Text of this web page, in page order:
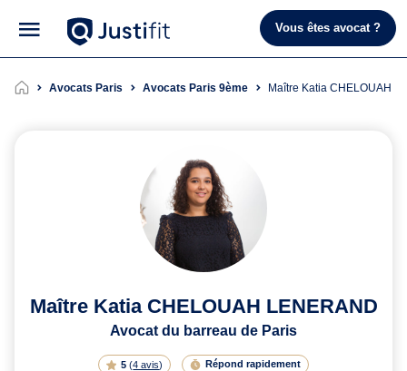
Vous êtes avocat ?
Avocats Paris Avocats Paris 9ème Maître Katia CHELOUAH
Maître Katia CHELOUAH LENERAND
Avocat du barreau de Paris
5(4 avis) Répond rapidement